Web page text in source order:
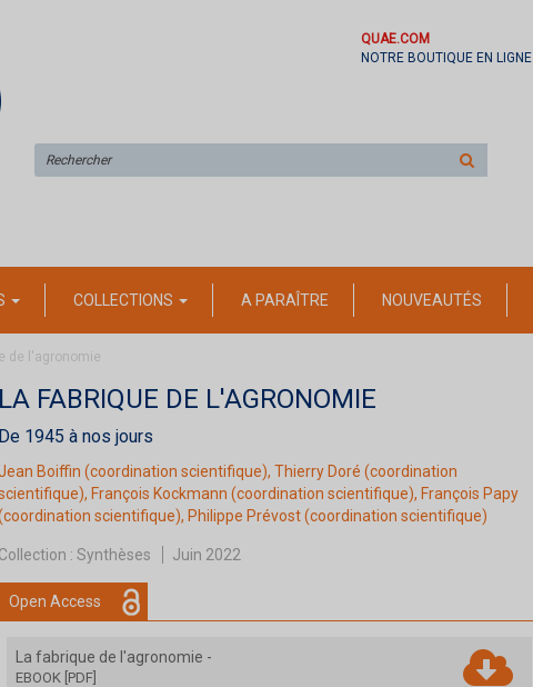
QUAE.COM
NOTRE BOUTIQUE EN LIGNE
sur
COLLECTIONS A PARAÎTRE NOUVEAUTÉS
de l'agronomie
LA FABRIQUE DE L'AGRONOMIE
De 1945 à nos jours
Boiffin (coordination scientifique), Thierry Doré (coordination
François Kockmann (coordination scientifique), François Papy
scientifique), Philippe Prévost(coordination scientifique)
Collection : Synthèses Juin 2022
Open Access
La fabrique de l'agronomie -
EBOOK [PDF]